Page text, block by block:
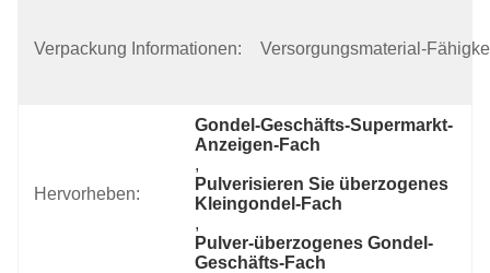
Verpackung Informationen:
/pallet Oder
Versorgungsmaterial-
Hervorheben:
Gondel-Geschäfts-Supermarkt-
Anzeigen-Fach
,
Pulverisieren Sie überzogenes
Kleingondel-Fach
,
Pulver-überzogenes Gondel-
Geschäfts-Fach